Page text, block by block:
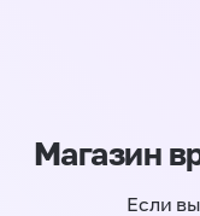
Магазин
Если